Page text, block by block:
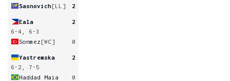
Sasnovich[LL] 2
Eala
2
6-4, 6-3
Sonmez [WC] 0
Yastremska
2
6-2, 7-5
Haddad Maia
0